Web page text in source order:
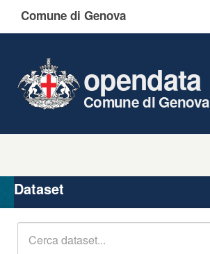
Comune di Genova
opendata
Comune di Genova
Organizzazioni
Gruppi
Dataset